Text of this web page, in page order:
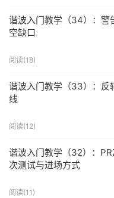
谐波入门教学（34）：警
空缺口
阅读(18)
谐波入门教学（33）：反
线
阅读(12)
谐波入门教学（32）：
次测试与进场方式
阅读(11 )